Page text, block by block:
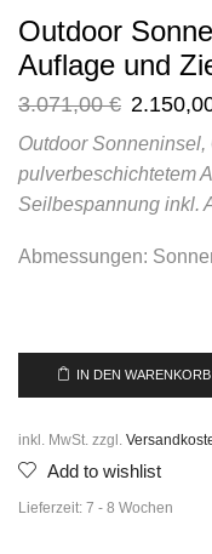
Outdoor
Auflage und
3.071,00€
Outdoor
pulverbeschichtetem
Seilbespannung inkl.
Abmessungen:
IN DEN WARENKORB
inkl. MwSt. zzgl.
Add to wishlist
Lieferzeit: 7 - 8 Wochen